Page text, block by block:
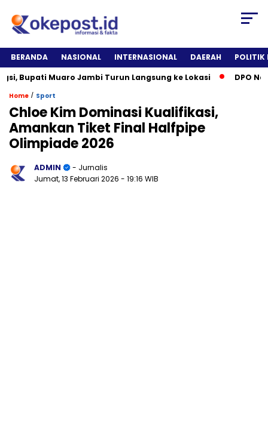
BERANDA NASIONAL INTERNASIONAL DAERAH
POLITIK
Muaro Jambi Turun Langsung ke Lokasi
DPO
Home / Sport
Chloe Kim Dominasi Kualifikasi,
Amankan Tiket Final Halfpipe
Olimpiade 2026
ADMIN
- Jurnalis
Jumat, 13 Februari 2026 - 19:16 WIB